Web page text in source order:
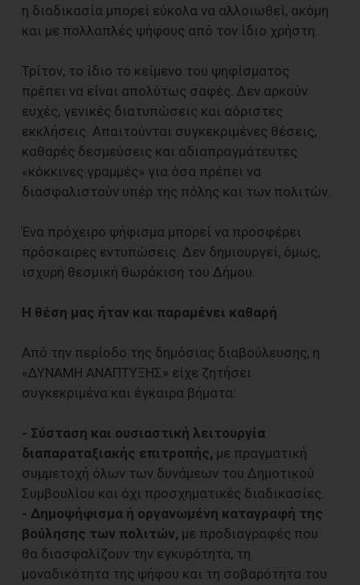
η διαδικασία μπορεί εύκολα να αλλοιωθεί, ακόμη
και με πολλαπλές ψήφους από τον ίδιο χρήστη.
Τρίτον, το ίδιο το κείμενο του ψηφίσματος
πρέπει να είναι απολύτως σαφές. Δεν αρκούν
ευχές, γενικές διατυπώσεις και αόριστες
εκκλήσεις. Απαιτούνται συγκεκριμένες θέσεις,
καθαρές δεσμεύσεις και αδιαπραγμάτευτες
«κόκκινες γραμμές» για όσα πρέπει να
διασφαλιστούν υπέρ της πόλης και των πολιτών.
Ένα πρόχειρο ψήφισμα μπορεί να προσφέρει
πρόσκαιρες εντυπώσεις. Δεν δημιουργεί, όμως,
ισχυρή θεσμική θωράκιση του Δήμου.
Η θέση μας ήταν και παραμένει καθαρή
Από την περίοδο της δημόσιας διαβούλευσης, η
«ΔΥΝΑΜΗ ΑΝΑΠΤΥΞΗΣ» είχε ζητήσει
συγκεκριμένα και έγκαιρα βήματα:
- Σύσταση και ουσιαστική λειτουργία
διαπαραταξιακής επιτροπής, με πραγματική
συμμετοχή όλων των δυνάμεων του Δημοτικού
Συμβουλίου και όχι προσχηματικές διαδικασίες.
- Δημοψήφισμα ή οργανωμένη καταγραφή της
βούλησης των πολιτών, με προδιαγραφές που
θα διασφαλίζουν την εγκυρότητα, τη
μοναδικότητα της ψήφου και τη σοβαρότητα του